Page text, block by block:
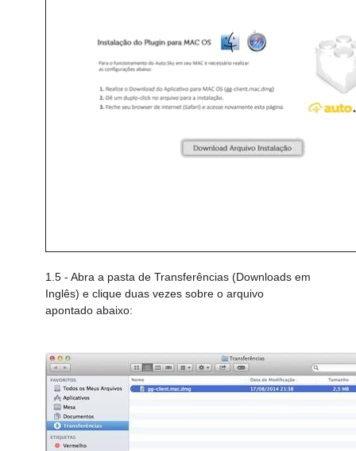
1.5 - Abra a pasta de Transferências (Downloads em
Inglês) e clique duas vezes sobre o arquivo
apontado abaixo: